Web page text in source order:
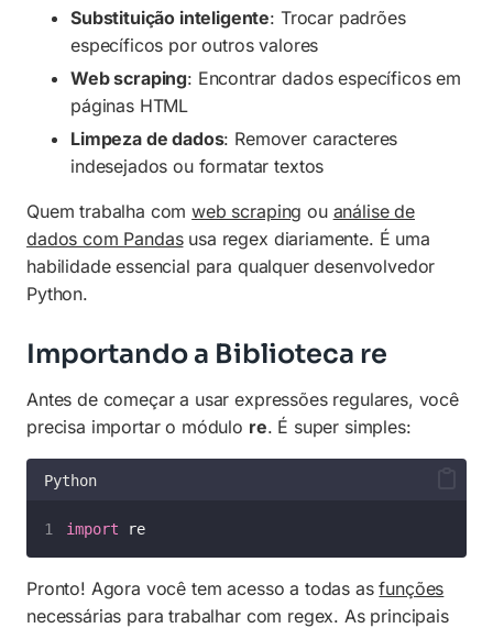
Substituição inteligente: Trocar padrões
específicos por outros valores
Web scraping: Encontrar dados específicos em
páginas HTML
Limpeza de dados: Remover caracteres
indesejados ou formatar textos
Quem trabalha comweb scraping ou análise de
dados com Pandasusa regex diariamente. É uma
habilidade essencial para qualquer desenvolvedor
Python.
Importando a Biblioteca re
Antes de começar a usar expressões regulares, você
precisa importar o módulo re. É super simples:
Python
import re
Pronto! Agora você tem acesso a todas asfunções
necessárias para trabalhar com regex. As principais